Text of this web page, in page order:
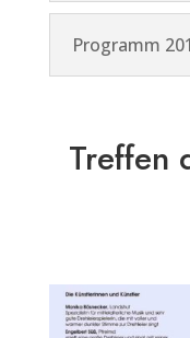
Programm
Treffen